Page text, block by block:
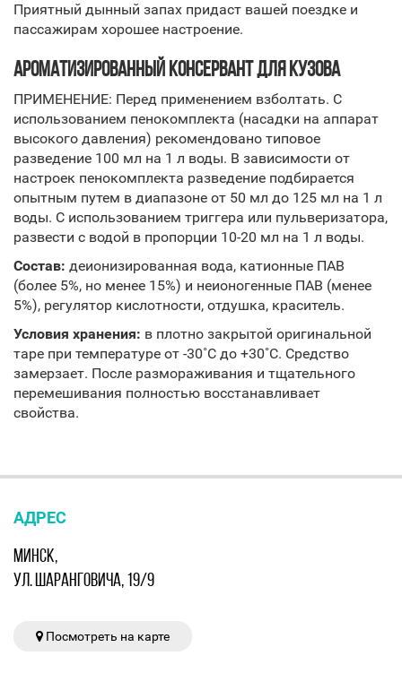
Приятный дынный запах придаст вашей поездке и
пассажирам хорошее настроение.
АРОМАТИЗИРОВАННЫЙ КОНСЕРВАНТ ДЛЯ КУЗОВА
ПРИМЕНЕНИЕ: Перед применением взболтать. С
использованием пенокомплекта (насадки на аппарат
высокого давления) рекомендовано типовое
разведение 100 мл на 1 л воды. В зависимости от
настроек пенокомплекта разведение подбирается
опытным путем в диапазоне от 50 мл до 125 мл на 1 л
воды. С использованием триггера или пульверизатора,
развести с водой в пропорции 10-20 мл на 1 л воды.
Состав: деионизированная вода, катионные ПАВ
(более 5%, но менее 15%) и неионогенные ПАВ (менее
5%), регулятор кислотности, отдушка, краситель.
Условия хранения: в плотно закрытой оригинальной
таре при температуре от -30˚С до +30˚С. Средство
замерзает. После размораживания и тщательного
перемешивания полностью восстанавливает
свойства.
АДРЕС
МИНСК,
УЛ. ШАРАНГОВИЧА, 19/9
Посмотреть на карте